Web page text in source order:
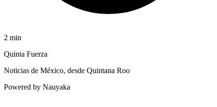
2 min
Quinta Fuerza
Noticias de México, desde Quintana Roo
Powered by Nauyaka